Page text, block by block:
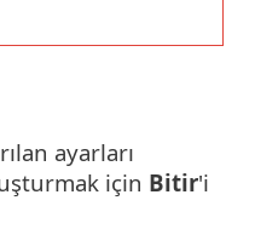
ayarları
için Bitir'i